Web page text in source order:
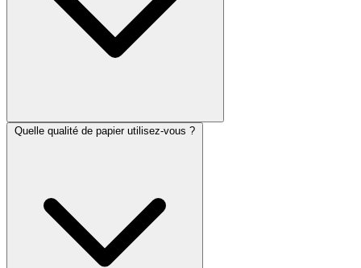
Quelle qualité de papier utilisez-vous ?